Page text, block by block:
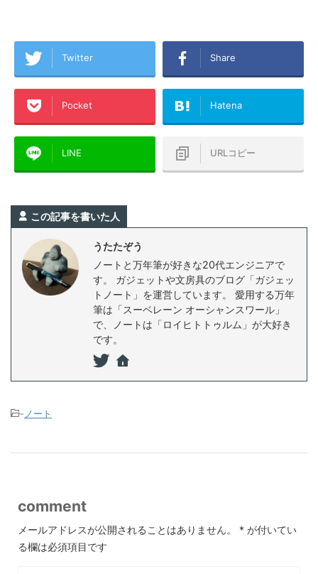
Twitter Share
Pocket Hatena
LINE URLコピー
この記事を書いた人
うたたぞう
ノートと万年筆が好きな20代エンジニアで
す。 ガジェットや文房具のブログ「ガジェッ
トノート」を運営しています。 愛用する万年
筆は「スーベレーン オーシャンスワール」
で、ノートは「ロイヒトトゥルム」が大好き
です。
- ノート
comment
メールアドレスが公開されることはありません。 * が付いてい
る欄は必須項目です